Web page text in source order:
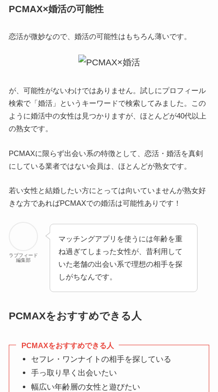
PCMAX×婚活の可能性
恋活が微妙なので、婚活の可能性はもちろん薄いです。
が、可能性がないわけではありません。試しにプロフィール
検索で「婚活」というキーワードで検索してみました。この
ように婚活中の女性は見つかりますが、ほとんどが40代以上
の熟女です。
PCMAXに限らず出会い系の特徴として、恋活・婚活を真剣
にしている業者ではない会員は、ほとんどが熟女です。
若い女性と結婚したい方にとっては向いていませんが熟女好
きな方であればPCMAXでの婚活は可能性ありです！
ラブフィード
編集部
マッチングアプリを使うには年齢を重
ね過ぎてしまった女性が、昔利用して
いた老舗の出会い系で理想の相手を探
しがちなんです。
PCMAXをおすすめできる人
PCMAXをおすすめできる人
セフレ・ワンナイトの相手を探している
手っ取り早く出会いたい
幅広い年齢層の女性と遊びたい